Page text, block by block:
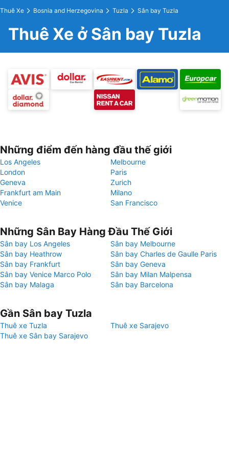
Thuê Xe Bosnia and Herzegovina Tuzla Sân bay Tuzla
Thuê Xe ở Sân bay Tuzla
Những điểm đến hàng đầu thế giới
Los Angeles
Melbourne
London
Paris
Geneva
Zurich
Frankfurt am Main
Milano
Venice
San Francisco
Những Sân Bay Hàng Đầu Thế Giới
Sân bay Los Angeles
Sân bay Melbourne
Sân bay Heathrow
Sân bay Charles de Gaulle Paris
Sân bay Frankfurt
Sân bay Geneva
Sân bay Venice Marco Polo
Sân bay Milan Malpensa
Sân bay Malaga
Sân bay Barcelona
Gần Sân bay Tuzla
Thuê xe Tuzla
Thuê xe Sarajevo
Thuê xe Sân bay Sarajevo